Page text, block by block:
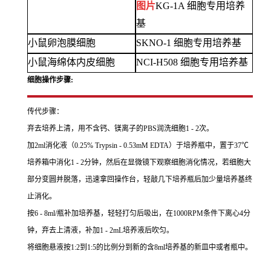
图片KG-1A 细胞专用培养
基
小鼠卵泡膜细胞
SKNO-1 细胞专用培养基
小鼠海绵体内皮细胞
NCI-H508 细胞专用培养基
细胞操作步骤:
传代步骤：
弃去培养上清，用不含钙、镁离子的PBS润洗细胞1 - 2次。
加2ml消化液（0.25% Trypsin - 0.53mM EDTA）于培养瓶中，置于37℃
培养箱中消化1 - 2分钟，然后在显微镜下观察细胞消化情况，若细胞大
部分变圆并脱落，迅速拿回操作台，轻敲几下培养瓶后加少量培养基终
止消化。
按6 - 8ml/瓶补加培养基，轻轻打匀后吸出，在1000RPM条件下离心4分
钟，弃去上清液，补加1 - 2mL培养液后吹匀。
将细胞悬液按1:2到1:5的比例分到新的含8ml培养基的新皿中或者瓶中。